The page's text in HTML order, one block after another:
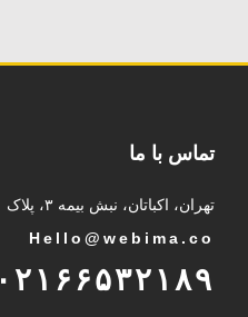
تماس با ما
تهران، اکباتان، نبش بیمه ۳، پلاک ۳۱، گروه وبیما
Hello@webima.co
۰۲۱۶۶۵۳۲۱۸۹